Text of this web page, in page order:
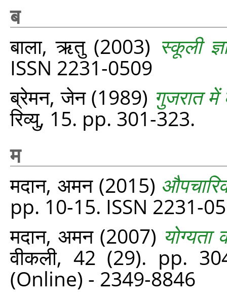
ब
बाला, ऋतु(2003) स्कूली
ISSN 2231-0509
ब्रेमन, जेन(1989) गुजरात में
रिव्यु, 15. pp. 301-323.
म
मदान, अमन(2015)
pp. 10-15. ISSN 2231-
मदान, अमन(2007)
वीकली, 42 (29). pp.
(Online) - 2349-8846